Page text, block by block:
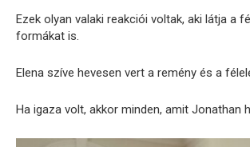
Ezek olyan valaki reakciói voltak, aki látja a
formákat is.
Elena szíve hevesen vert a remény és a
Ha igaza volt, akkor minden, amit Jonathan